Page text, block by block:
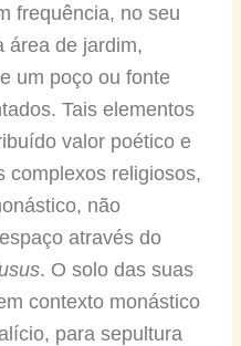
frequência, no seu
área de jardim,
um poço ou fonte
Tais elementos
valor poético e
complexos religiosos,
não
através do
. O solo das suas
contexto monástico
para sepultura